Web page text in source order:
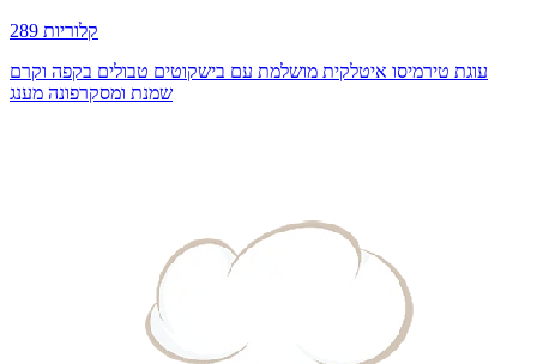
289 קלוריות
עוגת טירמיסו איטלקית מושלמת עם בישקוטים טבולים בקפה וקרם
שמנת ומסקרפונה מענג